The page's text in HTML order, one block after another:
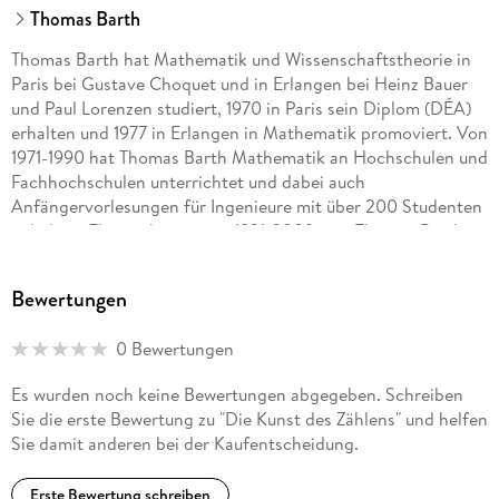
Archimedes in Konstantinopel
Kodex A und B: Dreihundert Jahre Italien
Archimedes in Nürnberg
Ptolemäus und Archimedes von Kassel
Kodex C: Das Archimedes-Palimpsest
Verschollen in Paris
REELLE ZAHLEN
Näherungsverfahren und Grenzwert
Cauchysches Diagonalverfahren
Steuerbarkeit und Stetigkeit
Stetige Bahnkurven
ZAHLEN IN COMPUTERSYSTEMEN
Mechanische Rechenmaschinen
Dualzahlen, Logikkalküle und Boolesche Werte
Großcomputer, Taschenrechner und PC
Thomas Barth
Thomas Barth hat Mathematik und Wissenschaftstheorie in
Paris bei Gustave Choquet und in Erlangen bei Heinz Bauer
und Paul Lorenzen studiert, 1970 in Paris sein Diplom (DÉA)
erhalten und 1977 in Erlangen in Mathematik promoviert. Von
1971-1990 hat Thomas Barth Mathematik an Hochschulen und
Fachhochschulen unterrichtet und dabei auch
Anfängervorlesungen für Ingenieure mit über 200 Studenten
gehalten. Ebenso lange, von 1991-2009, war Thomas Barth in
Juror für den Münchener Businessplan-Wettbewerb und
Bewertungen
0 Bewertungen
Es wurden noch keine Bewertungen abgegeben. Schreiben
Sie die erste Bewertung zu "Die Kunst des Zählens" und helfen
Sie damit anderen bei der Kaufentscheidung.
Erste Bewertung schreiben